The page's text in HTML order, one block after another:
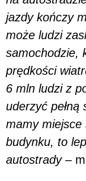
jazdy kończy
może ludzi
samochodzie,
prędkości
6 mln ludzi z
uderzyć pełną
mamy miejsce
budynku, to
autostrady –